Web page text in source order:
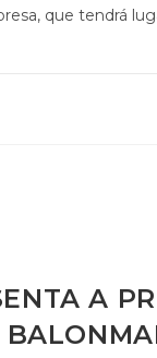
que tendrá
A